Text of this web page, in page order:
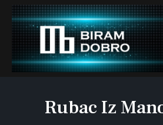
Skip
content
Rubac Iz